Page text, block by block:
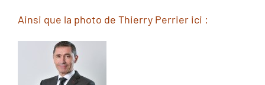
Ainsi que la photo de Thierry Perrier ici :